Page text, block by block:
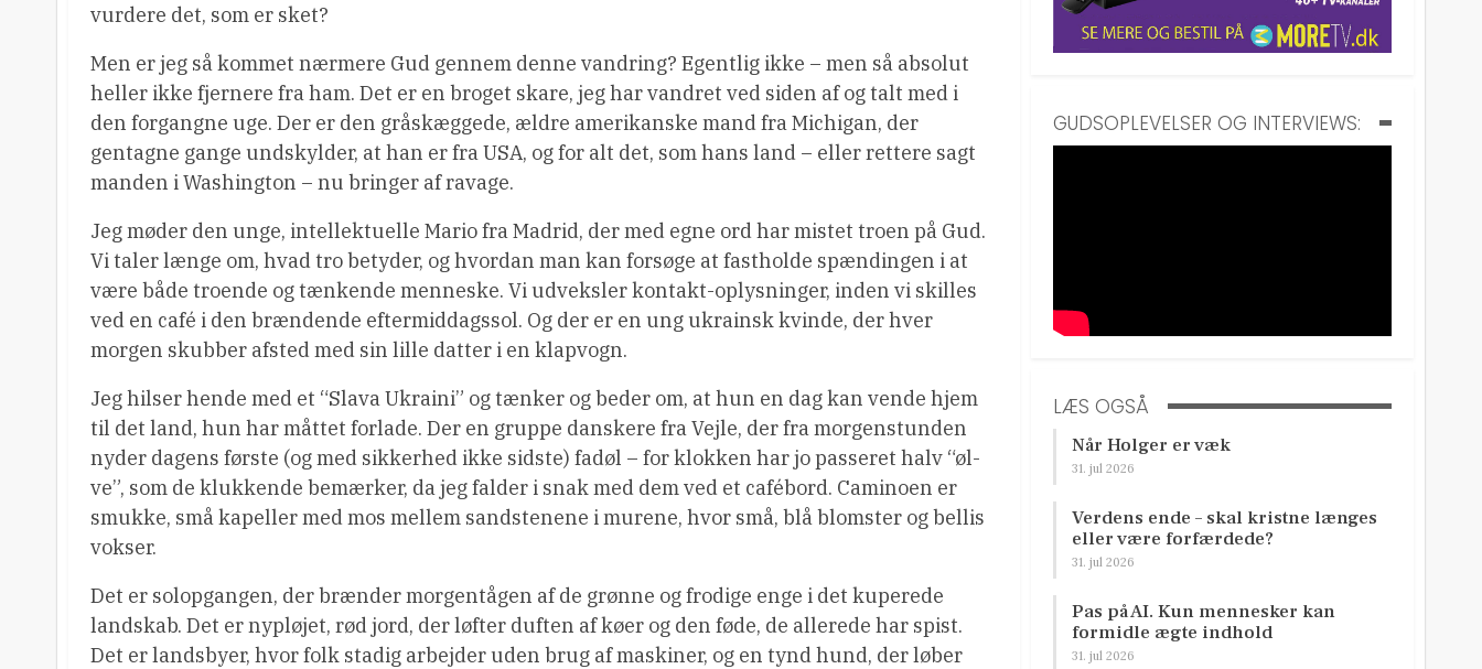
vurdere det, som er sket?
Men er jeg så kommet nærmere Gud gennem denne vandring? Egentlig ikke – men så absolut
heller ikke fjernere fra ham. Det er en broget skare, jeg har vandret ved siden af og talt med i
den forgangne uge. Der er den gråskæggede, ældre amerikanske mand fra Michigan, der
gentagne gange undskylder, at han er fra USA, og for alt det, som hans land – eller rettere sagt
manden i Washington – nu bringer af ravage.
Jeg møder den unge, intellektuelle Mario fra Madrid, der med egne ord har mistet troen på Gud.
Vi taler længe om, hvad tro betyder, og hvordan man kan forsøge at fastholde spændingen i at
være både troende og tænkende menneske. Vi udveksler kontakt-oplysninger, inden vi skilles
ved en café i den brændende eftermiddagssol. Og der er en ung ukrainsk kvinde, der hver
morgen skubber afsted med sin lille datter i en klapvogn.
Jeg hilser hende med et “Slava Ukraini” og tænker og beder om, at hun en dag kan vende hjem
til det land, hun har måttet forlade. Der en gruppe danskere fra Vejle, der fra morgenstunden
nyder dagens første (og med sikkerhed ikke sidste) fadøl – for klokken har jo passeret halv “øl-
ve”, som de klukkende bemærker, da jeg falder i snak med dem ved et cafébord. Caminoen er
smukke, små kapeller med mos mellem sandstenene i murene, hvor små, blå blomster og bellis
vokser.
Det er solopgangen, der brænder morgentågen af de grønne og frodige enge i det kuperede
landskab. Det er nypløjet, rød jord, der løfter duften af køer og den føde, de allerede har spist.
Det er landsbyer, hvor folk stadig arbejder uden brug af maskiner, og en tynd hund, der løber
GUDSOPLEVELSER OG INTERVIEWS:
LÆS OGSÅ
Når Holger er væk
31. jul 2026
Verdens ende – skal kristne længes
eller være forfærdede?
31. jul 2026
Pas på AI. Kun mennesker kan
formidle ægte indhold
31. jul 2026